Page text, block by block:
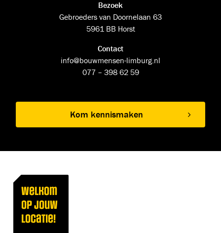
Bezoek
Gebroeders van Doornelaan 63
5961 BB Horst
Contact
info@bouwmensen-limburg.nl
077 – 398 62 59
Kom kennismaken
Welkom
op jouw
locatie!